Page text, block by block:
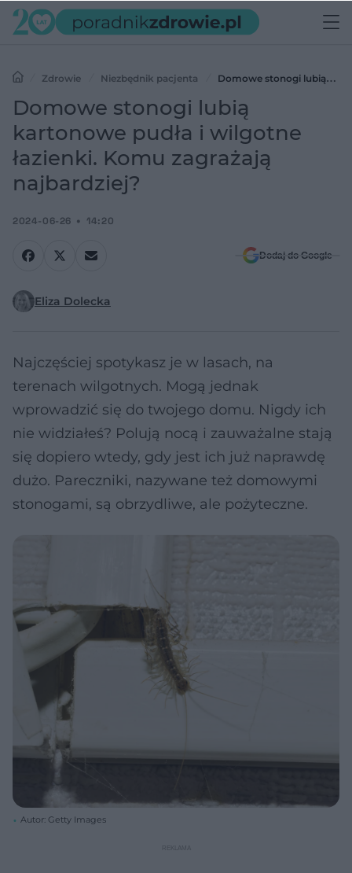
Zdrowie Niezbędnik pacjenta
Domowe stonogi lubią
kartonowe pudła i wilgotne łazienki. Komu zagrażają najbardziej?
Domowe stonogi lubią
kartonowe pudła i wilgotne
łazienki. Komu zagrażają
najbardziej?
2024-06-26 14:20
Dodaj do Google
Eliza Dolecka
Najczęściej spotykasz je w lasach, na
terenach wilgotnych. Mogą jednak
wprowadzić się do twojego domu. Nigdy ich
nie widziałeś? Polują nocą i zauważalne stają
się dopiero wtedy, gdy jest ich już naprawdę
dużo. Pareczniki, nazywane też domowymi
stonogami, są obrzydliwe, ale pożyteczne.
Autor: Getty Images